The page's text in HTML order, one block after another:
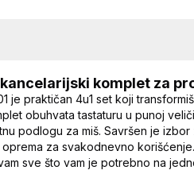
komplet za
je praktičan 4u1 set koji
obuhvata tastaturu u punoj
podlogu za miš. Savršen je
za svakodnevno
sve što vam je potrebno na